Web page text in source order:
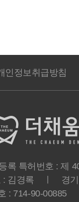
인정보취급방침
록 특허번호 : 제
경록 ㅣ 경기
: 714-90-00885